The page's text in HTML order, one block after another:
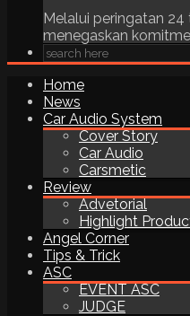
Melalui peringatan 24
menegaskan
Home
News
Car Audio System
Cover Story
Car Audio
Carsmetic
Review
Advetorial
Highlight
Angel Corner
Tips & Trick
ASC
EVENT ASC
JUDGE